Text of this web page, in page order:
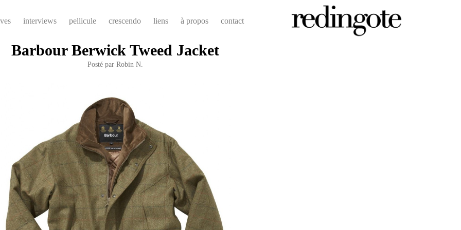
interviews pellicule crescendo liens à propos contact
Barbour Berwick Tweed Jacket
Posté par Robin N.